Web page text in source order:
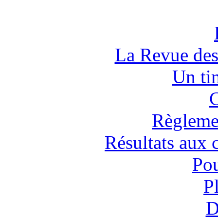
La Revue
Un
Résultats aux